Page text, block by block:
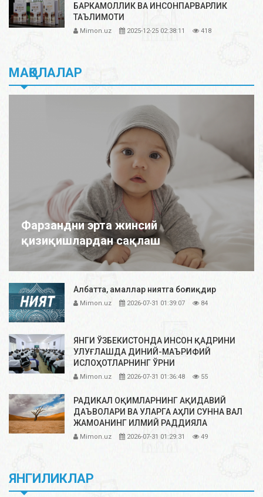
БАРКАМОЛЛИК ВА ИНСОНПАРВАРЛИК
ТАЪЛИМОТИ
Mimon.uz 2025-12-25 02:38:11 418
МАҚОЛАЛАР
Фарзандни эрта жинсий
қизиқишлардан сақлаш
Албатта, амаллар ниятга боғлиқдир
Mimon.uz 2026-07-31 01:39:07 84
ЯНГИ ЎЗБЕКИСТОНДА ИНСОН ҚАДРИНИ
УЛУҒЛАШДА ДИНИЙ-МАЪРИФИЙ
ИСЛОҲОТЛАРНИНГ ЎРНИ
Mimon.uz 2026-07-31 01:36:48 55
РАДИКАЛ ОҚИМЛАРНИНГ АҚИДАВИЙ
ДАЪВОЛАРИ ВА УЛАРГА АҲЛИ СУННА ВАЛ
ЖАМОАНИНГ ИЛМИЙ РАДДИЯЛА
Mimon.uz 2026-07-31 01:29:31 49
ЯНГИЛИКЛАР